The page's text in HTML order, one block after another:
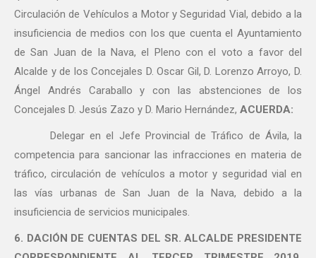
Circulación de Vehículos a Motor y Seguridad Vial, debido a la
insuficiencia de medios con los que cuenta el Ayuntamiento
de San Juan de la Nava, el Pleno con el voto a favor del
Alcalde y de los Concejales D. Oscar Gil, D. Lorenzo Arroyo, D.
Ángel Andrés Caraballo y con las abstenciones de los
Concejales D. Jesús Zazo y D. Mario Hernández, ACUERDA:
Delegar en el Jefe Provincial de Tráfico de Ávila, la
competencia para sancionar las infracciones en materia de
tráfico, circulación de vehículos a motor y seguridad vial en
las vías urbanas de San Juan de la Nava, debido a la
insuficiencia de servicios municipales.
6. DACIÓN DE CUENTAS DEL SR. ALCALDE PRESIDENTE